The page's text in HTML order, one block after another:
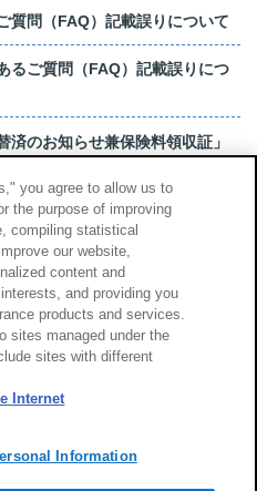
質問（FAQ）記載誤りについて
るご質問（FAQ）記載誤りにつ
済のお知らせ兼保険料領収証」
質問（FAQ）記載誤りについて
見る
いて
勧誘方針
you agree to allow us to
the purpose of improving
compiling statistical
our website,
content and
and providing you
products and services.
sites managed under the
sites with different
Internet
Information